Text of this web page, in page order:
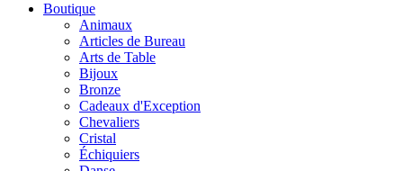
Boutique
Animaux
Articles de Bureau
Arts de Table
Bijoux
Bronze
Cadeaux d'Exception
Chevaliers
Cristal
Échiquiers